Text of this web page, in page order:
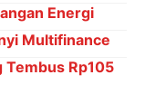
Energi
Multifinance
Tembus Rp105